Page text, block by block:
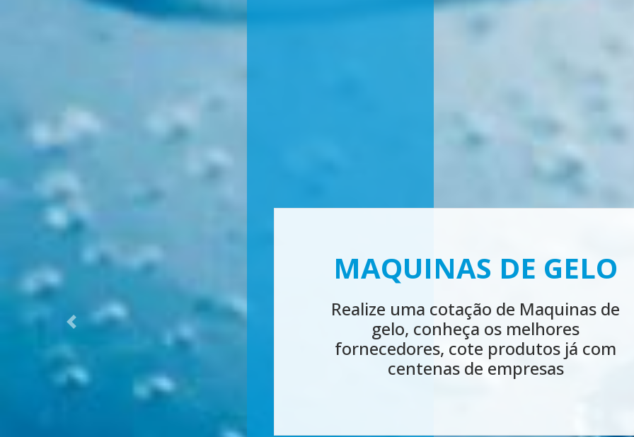
LOCAÇÃO MÁQUINA
DE GELO
Realize agora uma cotação de LOCAÇÃO
MÁQUINA DE GELO, conheça os
melhores fornecedores, cote produtos
já com centenas de empresas
Previous